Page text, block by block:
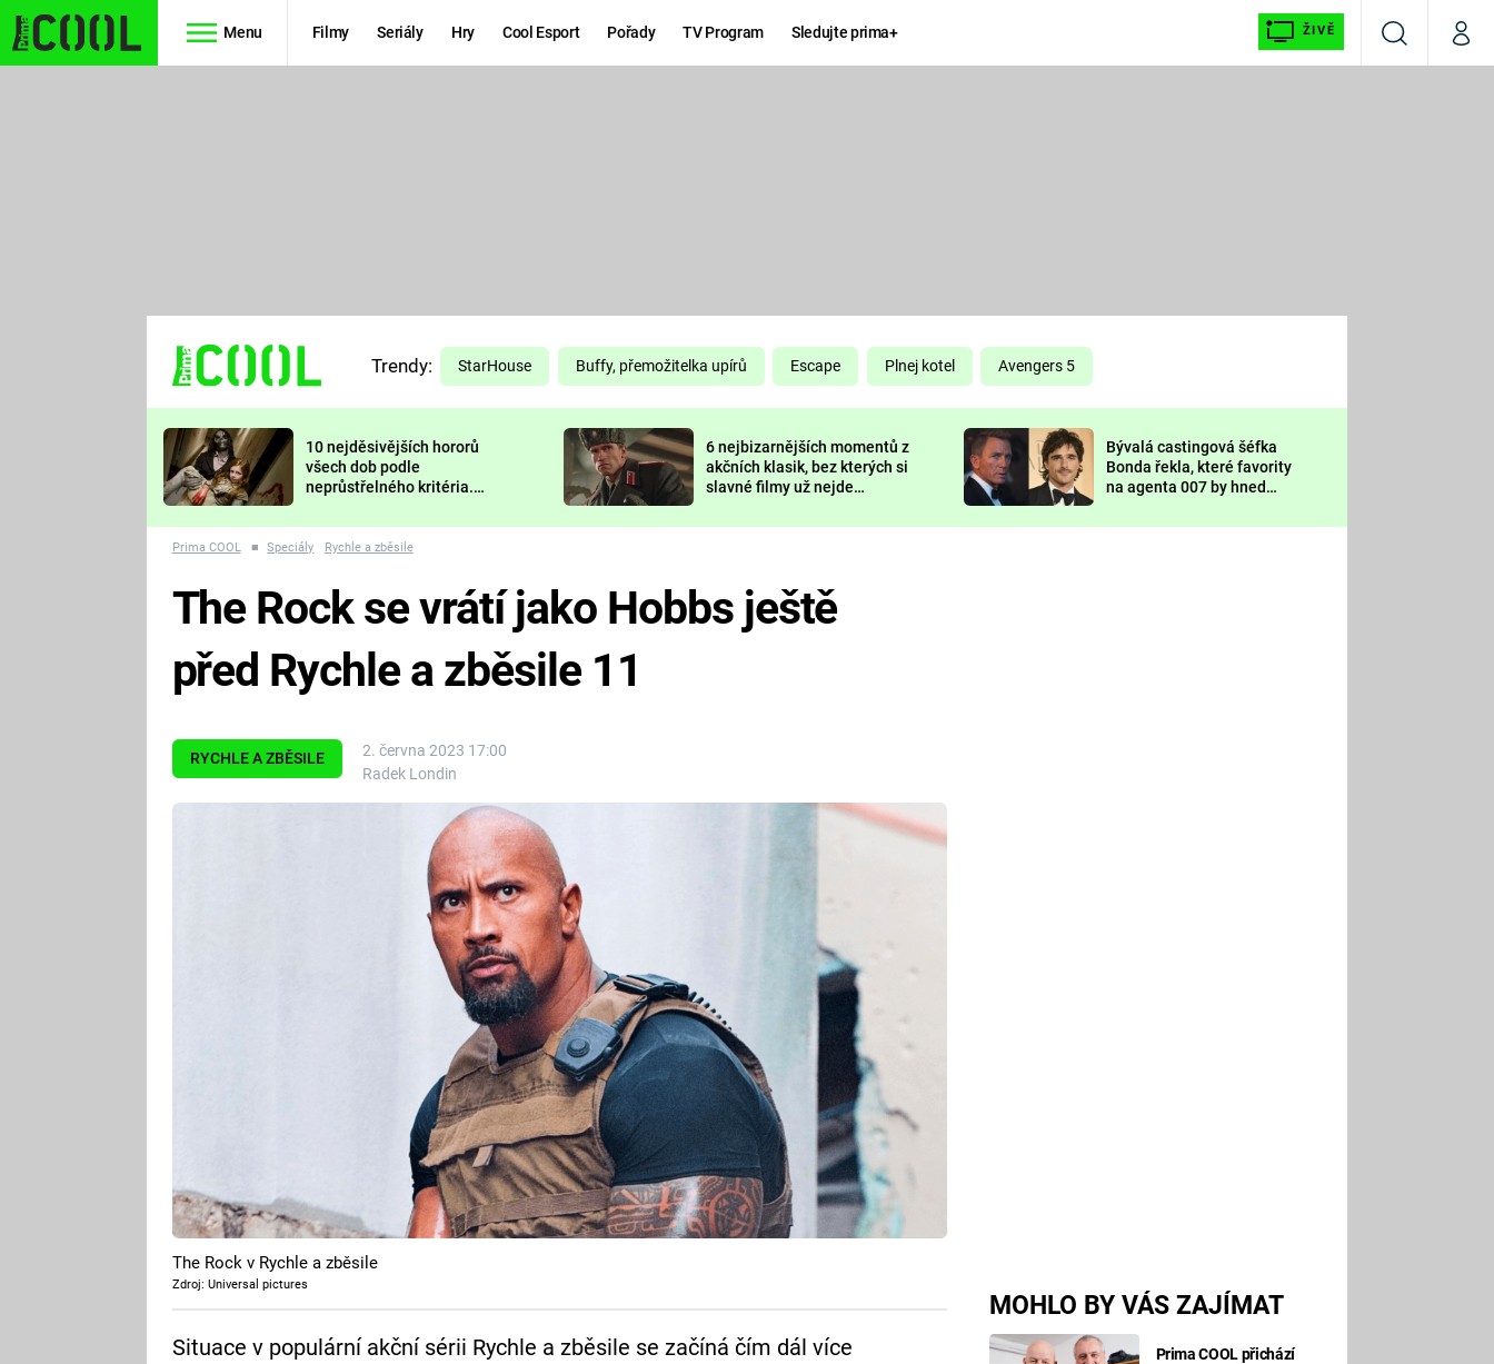
Menu Filmy Seriály Hry Cool Esport Pořady TV Program Sledujte prima+ ŽIVĚ
VyhledáváníMůj
TŘESKU
FUTURAMA
PREDÁTOR
DELIVERANCE
KOMEDIE
CHUCK
NORRIS
DEADPOOL
Prima LAJK
Sledujte nás
Trendy: StarHouse Buffy, přemožitelka upírů Escape Plnej kotel Avengers 5
10 nejděsivějších hororů
všech dob podle
neprůstřelného kritéria.
nejvíc zvednou tep?
6 nejbizarnějších momentů z
akčních klasik, bez kterých si
slavné filmy už nejde
Bývalá castingová šéfka
Bonda řekla, které favority
na agenta 007 by hned
Prima COOL ■ Speciály Rychle a zběsile
RYCHLE A ZBĚSILE
2. června 2023 17:00
Radek Londin
MOHLO BY VÁS ZAJÍMAT
Prima COOL přichází
The Rock se vrátí jako Hobbs ještě
před Rychle a zběsile 11
The Rock v Rychle a zběsile
Zdroj: Universal pictures
Situace v populární akční sérii Rychle a zběsile se začíná čím dál více